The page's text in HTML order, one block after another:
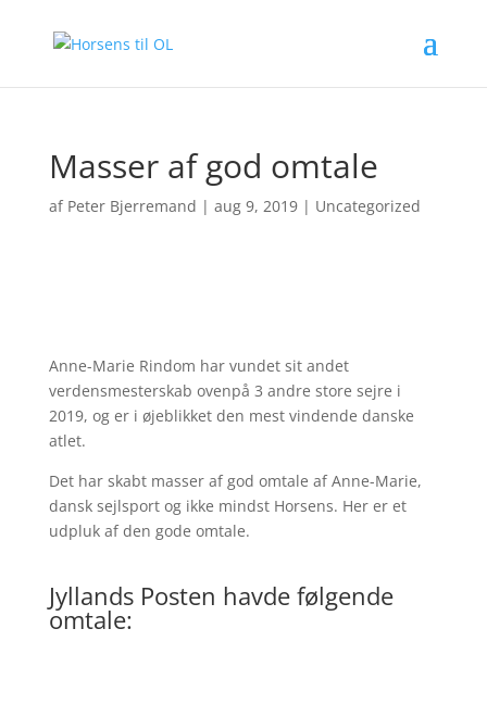
Masser af god omtale
af Peter Bjerremand | aug 9, 2019| Uncategorized
Anne-Marie Rindom har vundet sit andet
verdensmesterskab ovenpå 3 andre store sejre i
2019, og er i øjeblikket den mest vindende danske
atlet.
Det har skabt masser af god omtale af Anne-Marie,
dansk sejlsport og ikke mindst Horsens. Her er et
udpluk af den gode omtale.
Jyllands Posten havde følgende
omtale: